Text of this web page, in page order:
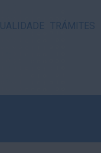
TRÁMITES